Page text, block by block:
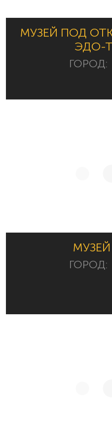
МУЗЕЙ ПОД
ЭДО-
ГОРОД:
ГОРОД: